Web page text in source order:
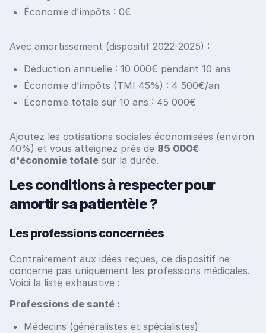
Économie d'impôts : 0€
Avec amortissement (dispositif 2022-2025) :
Déduction annuelle : 10 000€ pendant 10 ans
Économie d'impôts (TMI 45%) : 4 500€/an
Économie totale sur 10 ans : 45 000€
Ajoutez les cotisations sociales économisées (environ
40%) et vous atteignez près de 85 000€
d'économie totale sur la durée.
Les conditions à respecter pour
amortir sa patientèle ?
Les professions concernées
Contrairement aux idées reçues, ce dispositif ne
concerne pas uniquement les professions médicales.
Voici la liste exhaustive :
Professions de santé :
Médecins (généralistes et spécialistes)